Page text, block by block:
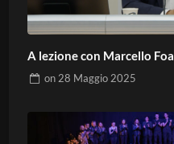
A lezione con Marcello Foa
on 28 Maggio 2025